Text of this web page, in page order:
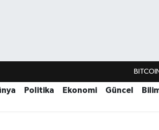
Politika Ekonomi Güncel